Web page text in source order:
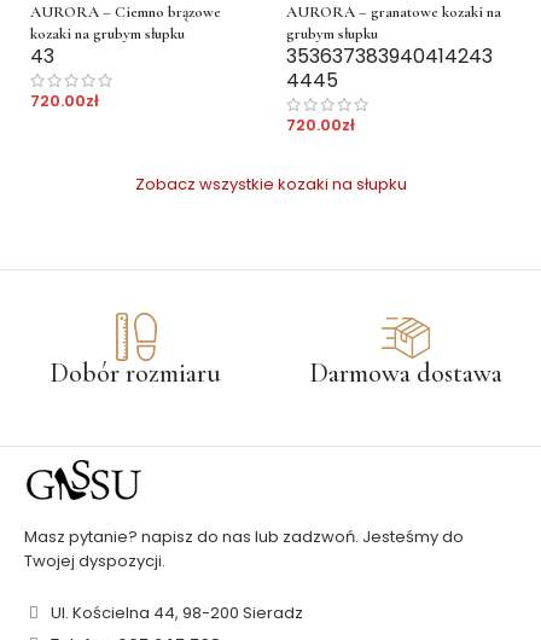
AURORA – Ciemno brązowe
kozaki na grubym słupku
43
720.00zł
AURORA – granatowe kozaki na
grubym słupku
353637383940414243
4445
720.00zł
Zobacz wszystkie kozaki na słupku
Dobór rozmiaru Darmowa dostawa
Masz pytanie? napisz do nas lub zadzwoń. Jesteśmy do
Twojej dyspozycji.
Ul. Kościelna 44, 98-200 Sieradz